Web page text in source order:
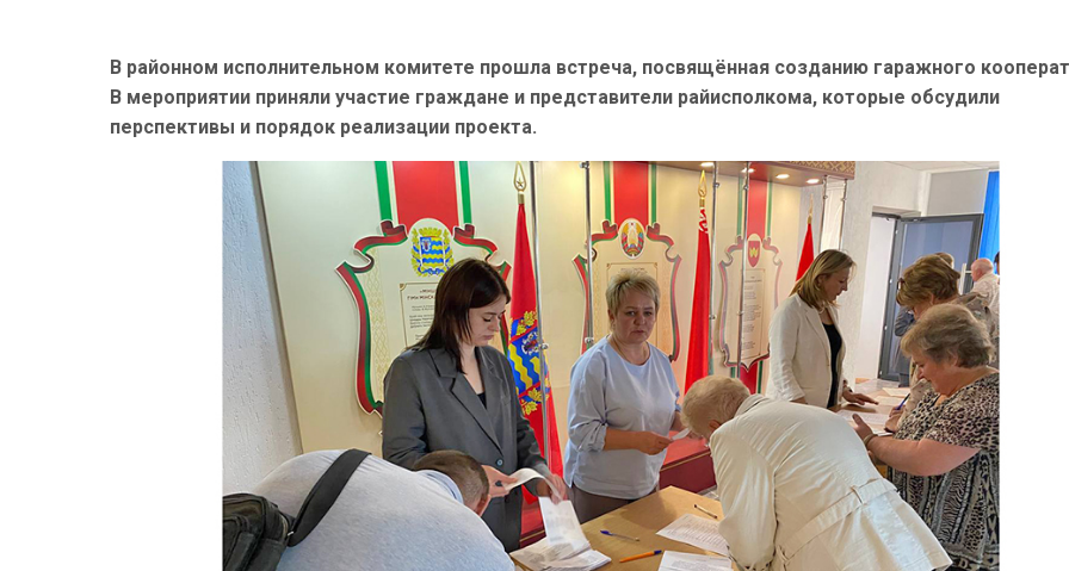
В районном исполнительном комитете прошла встреча, посвящённая созданию гаражного
В мероприятии приняли участие граждане и представители райисполкома, которые обсудили
перспективы и порядок реализации проекта.